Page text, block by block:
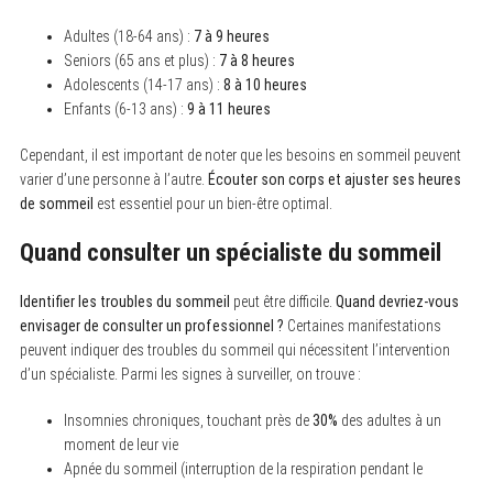
Adultes (18-64 ans) : 7 à 9 heures
Seniors (65 ans et plus) : 7 à 8 heures
Adolescents (14-17 ans) : 8 à 10 heures
Enfants (6-13 ans) : 9 à 11 heures
Cependant, il est important de noter que les besoins en sommeil peuvent
varier d’une personne à l’autre. Écouter son corps et ajuster ses heures
de sommeil est essentiel pour un bien-être optimal.
Quand consulter un spécialiste du sommeil
Identifier les troubles du sommeil peut être difficile. Quand devriez-vous
envisager de consulter un professionnel ? Certaines manifestations
peuvent indiquer des troubles du sommeil qui nécessitent l’intervention
d’un spécialiste. Parmi les signes à surveiller, on trouve :
Insomnies chroniques, touchant près de30% des adultes à un
moment de leur vie
Apnée du sommeil (interruption de la respiration pendant le